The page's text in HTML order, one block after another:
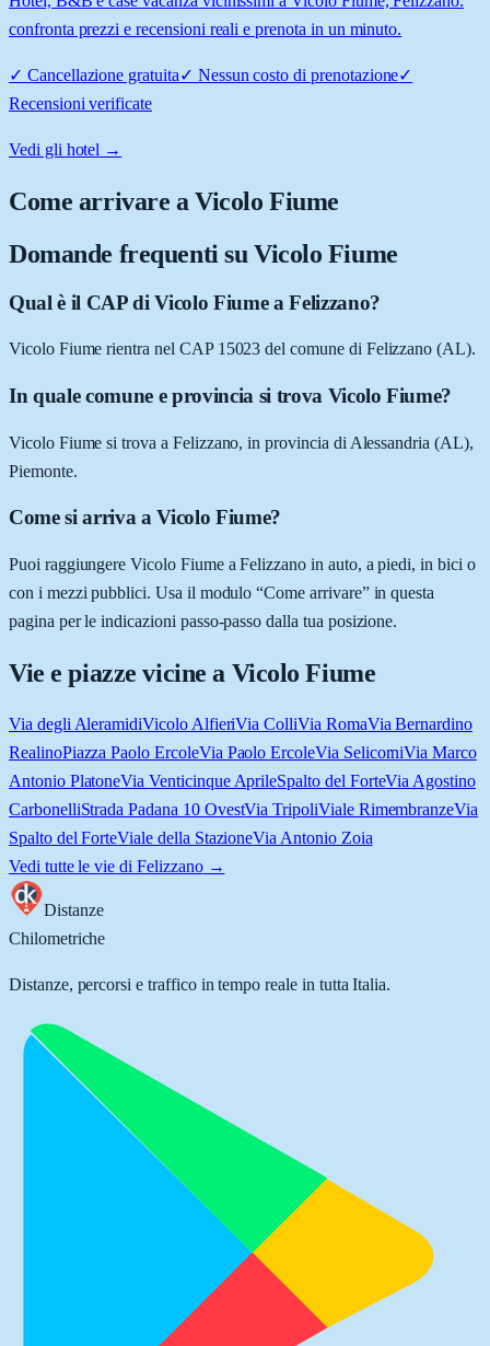
confronta prezzi e recensioni reali e prenota in un minuto.
✓ Cancellazione gratuita✓ Nessun costo di prenotazione✓
Recensioni verificate
Vedi gli hotel →
Come arrivare aVicolo Fiume
Domande frequenti su Vicolo Fiume
Qual è il CAP di Vicolo Fiume a Felizzano?
Vicolo Fiume rientra nel CAP 15023 del comune di Felizzano (AL).
In quale comune e provincia si trova Vicolo Fiume?
Vicolo Fiume si trova a Felizzano, in provincia di Alessandria (AL),
Piemonte.
Come si arriva a Vicolo Fiume?
Puoi raggiungere Vicolo Fiume a Felizzano in auto, a piedi, in bici o
con i mezzi pubblici. Usa il modulo “Come arrivare” in questa
pagina per le indicazioni passo-passo dalla tua posizione.
Vie e piazze vicine a Vicolo Fiume
Via degli AleramidiVicolo AlfieriVia ColliVia RomaVia Bernardino
RealinoPiazza Paolo ErcoleVia Paolo ErcoleVia SelicorniVia Marco
Antonio PlatoneVia Venticinque AprileSpalto del ForteVia Agostino
CarbonelliStrada Padana 10 OvestVia TripoliViale RimembranzeVia
Spalto del ForteViale della StazioneVia Antonio Zoia
Vedi tutte le vie di Felizzano→
Distanze
Chilometriche
Distanze, percorsi e traffico in tempo reale in tutta Italia.